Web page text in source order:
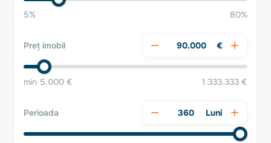
5% 80%
Preț imobil €
min 5.000 € 1.333.333 €
Perioada Luni